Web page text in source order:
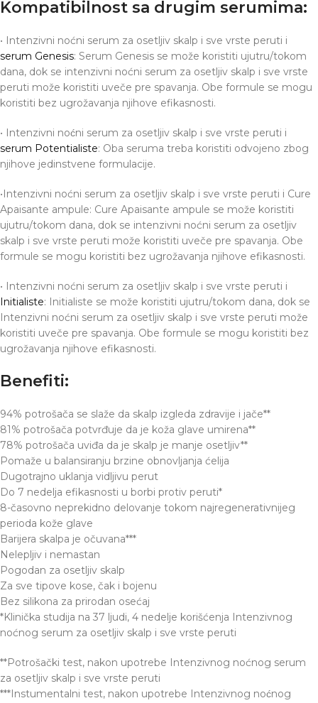
Kompatibilnost sa drugim serumima:
• Intenzivni noćni serum za osetljiv skalp i sve vrste peruti i
serum Genesis: Serum Genesis se može koristiti ujutru/tokom
dana, dok se intenzivni noćni serum za osetljiv skalp i sve vrste
peruti može koristiti uveče pre spavanja. Obe formule se mogu
koristiti bez ugrožavanja njihove efikasnosti.
• Intenzivni noćni serum za osetljiv skalp i sve vrste peruti i
serum Potentialiste: Oba seruma treba koristiti odvojeno zbog
njihove jedinstvene formulacije.
•Intenzivni noćni serum za osetljiv skalp i sve vrste peruti i Cure
Apaisante ampule: Cure Apaisante ampule se može koristiti
ujutru/tokom dana, dok se intenzivni noćni serum za osetljiv
skalp i sve vrste peruti može koristiti uveče pre spavanja. Obe
formule se mogu koristiti bez ugrožavanja njihove efikasnosti.
• Intenzivni noćni serum za osetljiv skalp i sve vrste peruti i
Initialiste: Initialiste se može koristiti ujutru/tokom dana, dok se
Intenzivni noćni serum za osetljiv skalp i sve vrste peruti može
koristiti uveče pre spavanja. Obe formule se mogu koristiti bez
ugrožavanja njihove efikasnosti.
Benefiti:
94% potrošača se slaže da skalp izgleda zdravije i jače**
81% potrošača potvrđuje da je koža glave umirena**
78% potrošača uviđa da je skalp je manje osetljiv**
Pomaže u balansiranju brzine obnovljanja ćelija
Dugotrajno uklanja vidljivu perut
Do 7 nedelja efikasnosti u borbi protiv peruti*
8-časovno neprekidno delovanje tokom najregenerativnijeg
perioda kože glave
Barijera skalpa je očuvana***
Nelepljiv i nemastan
Pogodan za osetljiv skalp
Za sve tipove kose, čak i bojenu
Bez silikona za prirodan osećaj
*Klinička studija na 37 ljudi, 4 nedelje korišćenja Intenzivnog
noćnog serum za osetljiv skalp i sve vrste peruti
**Potrošački test, nakon upotrebe Intenzivnog noćnog serum
za osetljiv skalp i sve vrste peruti
***Instumentalni test, nakon upotrebe Intenzivnog noćnog